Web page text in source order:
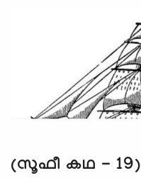
(സൂഫീ കഥ - 19)